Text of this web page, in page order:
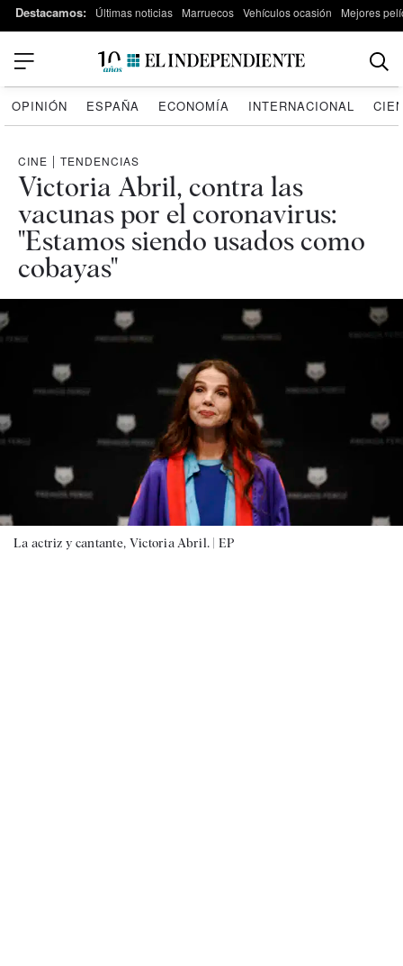
Destacamos: Últimas noticias Marruecos Vehículos ocasión Mejores
OPINIÓN ESPAÑA ECONOMÍA INTERNACIONAL
CINE | TENDENCIAS
Victoria Abril, contra las
vacunas por el coronavirus:
"Estamos siendo usados como
cobayas"
La actriz y cantante, Victoria Abril. |EP